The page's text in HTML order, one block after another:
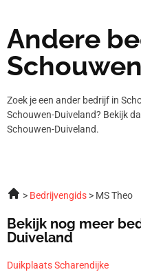
Andere
Zoek je een ander bedrijf in
Schouwen-Duiveland? Bekijk
Schouwen-Duiveland.
Bedrijvengids MS Theo
Bekijk nog meer
Duiveland
Duikplaats Scharendijke